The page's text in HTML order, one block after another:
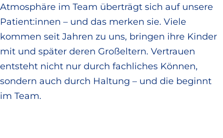
Atmosphäre im Team überträgt sich auf unsere
Patient:innen – und das merken sie. Viele
kommen seit Jahren zu uns, bringen ihre Kinder
mit und später deren Großeltern. Vertrauen
entsteht nicht nur durch fachliches Können,
sondern auch durch Haltung – und die beginnt
im Team.